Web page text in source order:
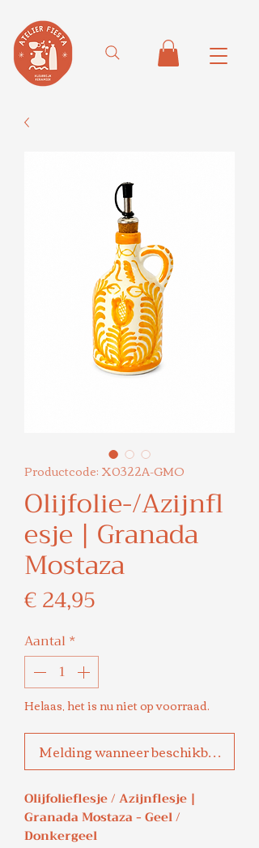
Productcode: X0322A-GMO
Olijfolie-/Azijnfl
esje | Granada
Mostaza
€ 24,95
Aantal *
Helaas, het is nu niet op voorraad.
Melding wanneer beschikbaar
Olijfolieflesje / Azijnflesje |
Granada Mostaza - Geel /
Donkergeel